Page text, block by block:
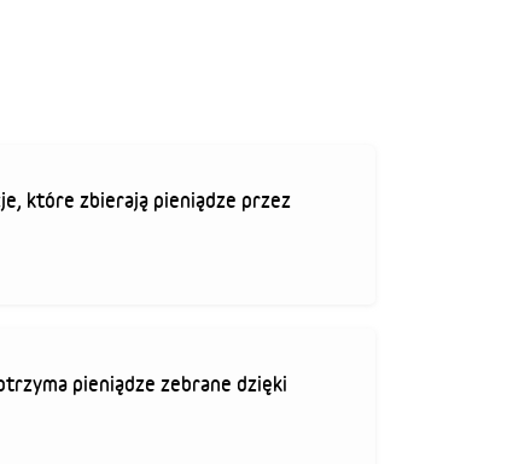
które zbierają pieniądze przez
pieniądze zebrane dzięki